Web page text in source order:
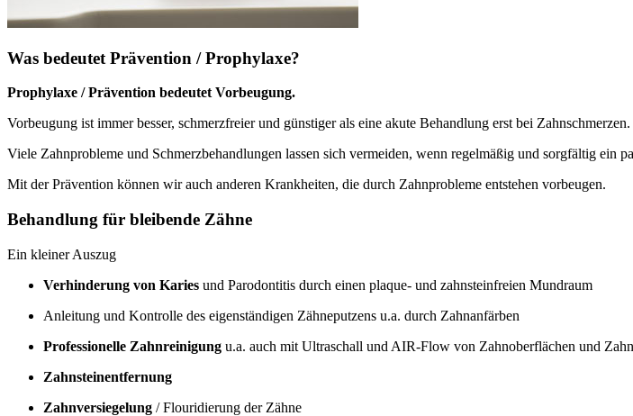
Was bedeutet Prävention / Prophylaxe?
Prophylaxe / Prävention bedeutet Vorbeugung.
Vorbeugung ist immer besser, schmerzfreier und günstiger als eine akute Behandlung erst bei Zahnschmerzen.
Viele Zahnprobleme und Schmerzbehandlungen lassen sich vermeiden, wenn regelmäßig und sorgfältig ein
Mit der Prävention können wir auch anderen Krankheiten, die durch Zahnprobleme entstehen vorbeugen.
Behandlung für bleibende Zähne
Ein kleiner Auszug
Verhinderung von Karies und Parodontitis durch einen plaque- und zahnsteinfreien Mundraum
Anleitung und Kontrolle des eigenständigen Zähneputzens u.a. durch Zahnanfärben
Professionelle Zahnreinigung u.a. auch mit Ultraschall und AIR-Flow von Zahnoberflächen und
Zahnsteinentfernung
Zahnversiegelung / Flouridierung der Zähne